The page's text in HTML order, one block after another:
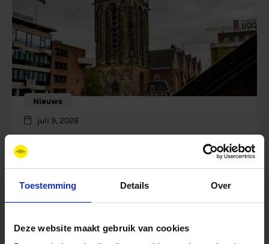
Toestemming Details Over
Deze website maakt gebruik van cookies
Nieuws
juli 9, 2026
Eerste Kamer keurt
Groningenwet goed